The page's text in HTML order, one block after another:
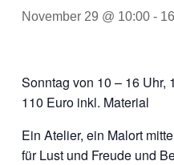
November 29 @ 10:00-
Sonntag von 10 – 16 Uhr,
110 Euro inkl. Material
Ein Atelier, ein Malort
für Lust und Freude und